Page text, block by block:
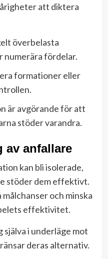
att diktera
överbelasta
numerära fördelar.
formationer eller
är avgörande för att
stöder varandra.
av anfallare
kan bli isolerade,
stöder dem effektivt.
och minska
effektivitet.
själva i underläge mot
deras alternativ.